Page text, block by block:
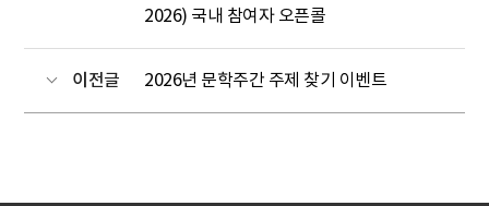
2026) 국내 참여자 오픈콜
이전글 2026년 문학주간 주제 찾기 이벤트